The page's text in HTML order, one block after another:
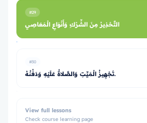
#29
التَّحْذِيرُ مِنَ الشِّرْكِ وَأَنْوَاعِ الْمَعَاصِي
#30
تَجْهِيزُ الْمَيِّتِ وَالصَّلاةُ عَلَيْهِ وَدَفْنُهُ.
View full lessons
Check course learning page